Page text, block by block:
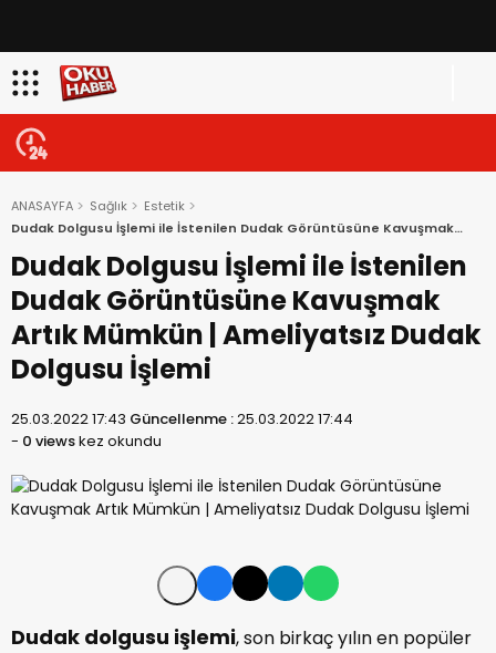
ANASAYFA Sağlık
Estetik
Dudak Dolgusu İşlemi ile İstenilen Dudak Görüntüsüne Kavuşmak
Artık Mümkün | Ameliyatsız Dudak Dolgusu İşlemi
Dudak Dolgusu İşlemi ile İstenilen
Dudak Görüntüsüne Kavuşmak
Artık Mümkün | Ameliyatsız Dudak
Dolgusu İşlemi
25.03.2022 17:43 Güncellenme :25.03.2022 17:44
- 0 viewskez okundu
Dudak dolgusu işlemi, son birkaç yılın en popüler